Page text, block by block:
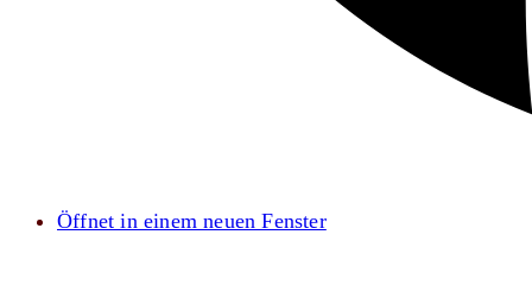
Öffnet in einem neuen Fenster